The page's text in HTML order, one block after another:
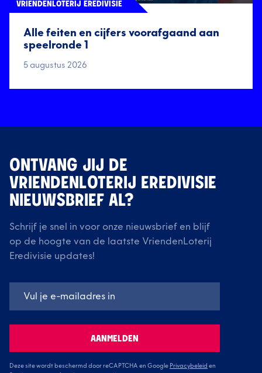
Alle feiten en cijfers voorafgaand aan
speelronde 1
VRIENDENLOTERIJ EREDIVISIE
5 augustus 2026
ONTVANG JIJ DE
VRIENDENLOTERIJ EREDIVISIE
NIEUWSBRIEF AL?
Schrijf je snel in voor onze nieuwsbrief en blijf
op de hoogte van de laatste VriendenLoterij
Eredivisie updates!
AANMELDEN
Deze site wordt beschermd door reCAPTCHA en Google Privacybeleid en